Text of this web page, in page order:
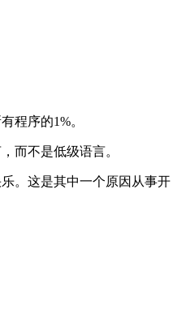
程序的1%。
而不是低级语言。
。这是其中一个原因从事开